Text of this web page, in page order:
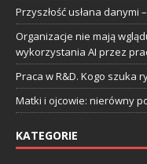
Przyszłość usłana
Organizacje nie mają
wykorzystania AI przez
Praca w R&D. Kogo szuka
Matki i ojcowie: nierówny
KATEGORIE